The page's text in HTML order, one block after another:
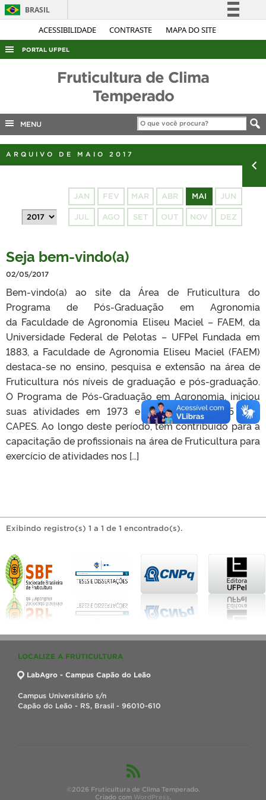
ACESSIBILIDADE CONTRASTE MAPA DO SITE
BRASIL
Simplifique!
Acesso à informação
Legislação
Canais
PORTAL UFPEL
EDITAIS
PORTARIAS
Fruticultura de Clima
Temperado
MENU
ARQUIVO DE MAIO 2017
JAN FEV MAR ABR MAI JUN
JUL AGO SET OUT NOV DEZ
Seja bem-vindo(a)
02/05/2017
Bem-vindo(a) ao site da Área de Fruticultura do
Programa de Pós-Graduação em Agronomia
da Faculdade de Agronomia Eliseu Maciel – FAEM, da
Universidade Federal de Pelotas – UFPel Fundada em
1883, a Faculdade de Agronomia Eliseu Maciel (FAEM)
destaca-se no ensino, pesquisa e extensão na área de
Fruticultura nós níveis de graduação e pós-graduação.
O Programa de Pós-Graduação em Agronomia, iniciou
suas atividades em 1973 e possui conceito 5 pela
CAPES. Ao longo deste período, tem contribuído para a
capacitação de profissionais na área de Fruticultura para
exercício de atividades nos […]
Exibindo registro(s) 1 a 1 de 1 encontrado(s).
LOCALIZE A FRUTICULTURA
LabAgro - Campus Capão do Leão
Campus Universitário s/n
Capão do Leão - RS, Brasil - 96010-610
©2026 Fruticultura de Clima Temperado.
Criado com WordPress.